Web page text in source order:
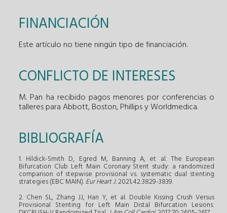
FINANCIACIÓN
Este artículo no tiene ningún tipo de financiación.
CONFLICTO DE INTERESES
M. Pan ha recibido pagos menores por conferencias o
talleres para Abbott, Boston, Phillips y Worldmedica.
BIBLIOGRAFÍA
1. Hildick-Smith D, Egred M, Banning A, et al. The European
Bifurcation Club Left Main Coronary Stent study: a randomized
comparison of stepwise provisional vs. systematic dual stenting
strategies (EBC MAIN).Eur Heart J.2021;42:3829-3839.
2. Chen SL, Zhang JJ, Han Y, et al. Double Kissing Crush Versus
Provisional Stenting for Left Main Distal Bifurcation Lesions: